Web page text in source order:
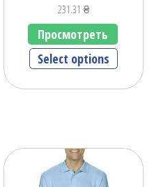
231.31₴
Просмотреть
Select options